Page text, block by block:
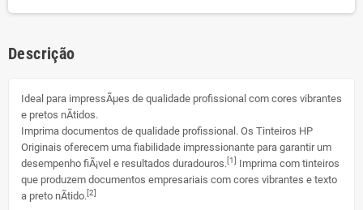
Descrição
Ideal para impressÃµes de qualidade profissional com cores vibrantes
e pretos nÃ­tidos.
Imprima documentos de qualidade profissional. Os Tinteiros HP
Originais oferecem uma fiabilidade impressionante para garantir um
desempenho fiÃ¡vel e resultados duradouros.[1] Imprima com tinteiros
que produzem documentos empresariais com cores vibrantes e texto
a preto nÃ­tido.[2]